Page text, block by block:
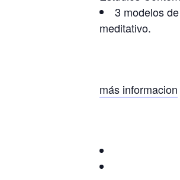
3 modelos
meditativo.
más informacion